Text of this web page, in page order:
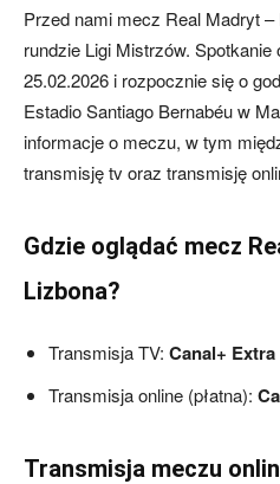
Przed nami mecz Real Madryt
rundzie Ligi Mistrzów.
25.02.2026 i rozpocznie się o
Estadio Santiago Bernabéu w
informacje o meczu, w tym
transmisję tv oraz transmisję
Gdzie oglądać mecz
Lizbona?
Transmisja TV: Canal+ Extra
Transmisja online (płatna):
Transmisja meczu